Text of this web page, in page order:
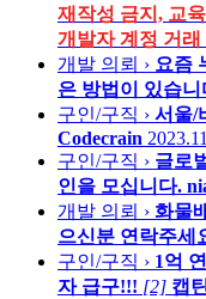
재작성 금지, 교
개발자 계정 거래
개발 의뢰 › 요즘
은 방법이 있습니
구인/구직 › 서울/
Codecrain
구인/구직 › 글로
인을 모십니다.
개발 의뢰 › 화물
으신분 연락주세
구인/구직 › 1억
자 급구!!! [2] 캡